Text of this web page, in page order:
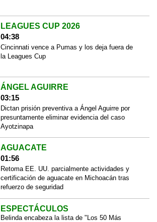
LEAGUES CUP 2026
04:38
Cincinnati vence a Pumas y los deja fuera de
la Leagues Cup
ÁNGEL AGUIRRE
03:15
Dictan prisión preventiva a Ángel Aguirre por
presuntamente eliminar evidencia del caso
Ayotzinapa
AGUACATE
01:56
Retoma EE. UU. parcialmente actividades y
certificación de aguacate en Michoacán tras
refuerzo de seguridad
ESPECTÁCULOS
Belinda encabeza la lista de "Los 50 Más